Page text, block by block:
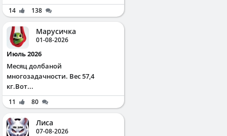
14 138
Марусичка
01-08-2026
Июль 2026
Месяц долбаной
многозадачности. Вес 57,4
кг.Вот...
11 80
Лиса
07-08-2026